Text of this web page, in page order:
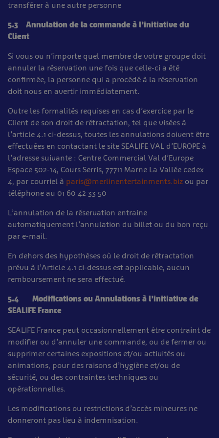
transférer à une autre personne
5.3 Annulation de la commande à l’initiative du
Client
Si vous ou n’importe quel membre de votre groupe doit
annuler la réservation une fois que celle-ci a été
confirmée, la personne qui a procédé à la réservation
doit nous en avertir immédiatement.
Outre les formalités requises en cas d’exercice par le
Client de son droit de rétractation, tel que visées à
l’article 4.1 ci-dessus, toutes les annulations doivent être
effectuées en contactant le site SEALIFE VAL d’EUROPE à
l’adresse suivante : Centre Commercial Val d’Europe
Espace 502-14, Cours Serris, 77711 Marne La Vallée cedex
4, par courriel à paris@merlinentertainments.biz ou par
téléphone au 01 60 42 33 50
L’annulation de la réservation entraine
automatiquement l’annulation du billet ou du bon reçu
par e-mail.
En dehors des hypothèses où le droit de rétractation
prévu à l’Article 4.1 ci-dessus est applicable, aucun
remboursement ne sera effectué.
5.4 Modifications ou Annulations à l’initiative de
SEALIFE France
SEALIFE France peut occasionnellement être contraint de
modifier ou d’annuler une commande, ou de fermer ou
supprimer certaines expositions et/ou activités ou
animations, pour des raisons d’hygiène et/ou de
sécurité, ou des contraintes techniques ou
opérationnelles.
Les modifications ou restrictions d’accès mineures ne
donneront pas lieu à indemnisation.